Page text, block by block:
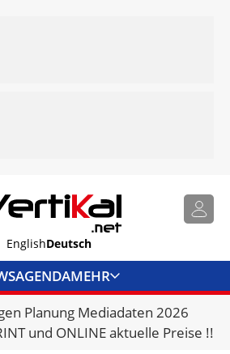
EnglishDeutsch
AGENDAMEHR
VERMIETER
Planung Mediadaten 2026
und ONLINE aktuelle Preise !!